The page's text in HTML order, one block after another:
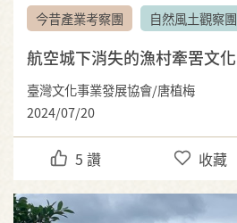
今昔產業考察團 自然風土觀察團
航空城下消失的漁村牽罟文化
臺灣文化事業發展協會/唐植梅
2024/07/20
5 讚 收藏